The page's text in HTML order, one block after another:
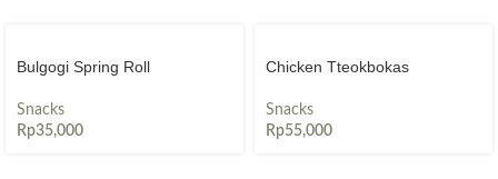
Bulgogi Spring Roll
Snacks
Rp35,000
Chicken Tteokbokas
Snacks
Rp55,000